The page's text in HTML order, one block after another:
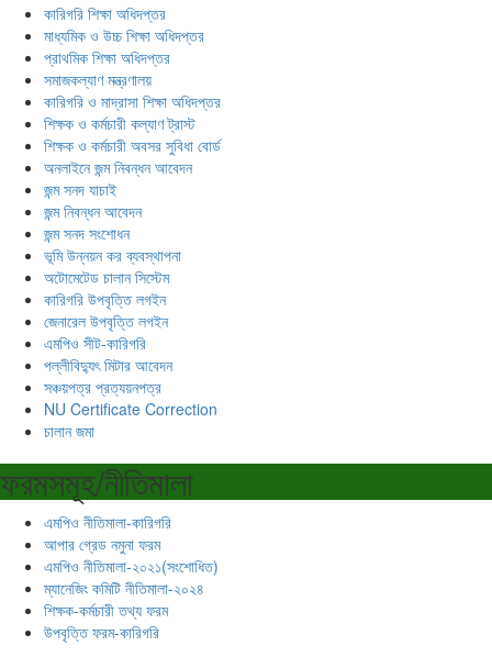
কারিগরি শিক্ষা অধিদপ্তর
মাধ্যমিক ও উচ্চ শিক্ষা অধিদপ্তর
প্রাথমিক শিক্ষা অধিদপ্তর
সমাজকল্যাণ মন্ত্রণালয়
কারিগরি ও মাদ্রাসা শিক্ষা অধিদপ্তর
শিক্ষক ও কর্মচারী কল্যাণ ট্রাস্ট
শিক্ষক ও কর্মচারী অবসর সুবিধা বোর্ড
অনলাইনে জন্ম নিবন্ধন আবেদন
জন্ম সনদ যাচাই
জন্ম নিবন্ধন আবেদন
জন্ম সনদ সংশোধন
ভূমি উন্নয়ন কর ব্যবস্থাপনা
অটোমেটেড চালান সিস্টেম
কারিগরি উপবৃত্তি লগইন
জেনারেল উপবৃত্তি লগইন
এমপিও সীট-কারিগরি
পল্লীবিদ্যুৎ মিটার আবেদন
সঞ্চয়পত্র প্রত্যয়নপত্র
NU Certificate Correction
চালান জমা
ফরমসমূহ/নীতিমালা
এমপিও নীতিমালা-কারিগরি
আপার গ্রেড নমুনা ফরম
এমপিও নীতিমালা-২০২১(সংশোধিত)
ম্যানেজিং কমিটি নীতিমালা-২০২৪
শিক্ষক-কর্মচারী তথ্য ফরম
উপবৃত্তি ফরম-কারিগরি